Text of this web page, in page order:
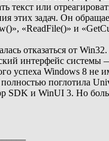
текст или
этих задач. Он
«ReadFile()» и
отказаться от
интерфейс системы
успеха Windows 8 не
поглотила
SDK и WinUI 3. Но